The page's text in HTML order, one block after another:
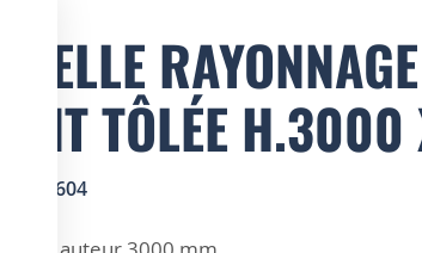
ECHELLE
PEINT TÔLÉE
1602604